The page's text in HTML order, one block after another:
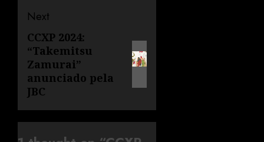
Next
CCXP 2024:
“Takemitsu
Zamurai”
anunciado pela
JBC